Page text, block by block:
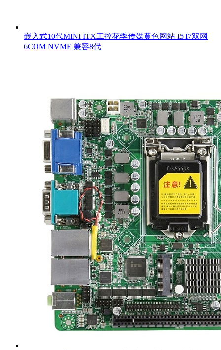
嵌入式10代MINI ITX工控花季传媒黄色网站 I5 I7双网
6COM NVME 兼容8代